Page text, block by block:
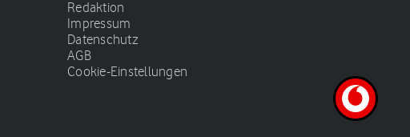
Redaktion
Impressum
Datenschutz
AGB
Cookie-Einstellungen